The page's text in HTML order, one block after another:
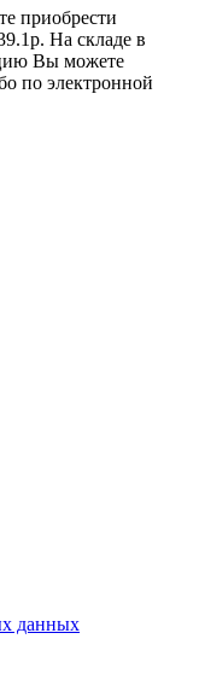
приобрести
На складе в
Вы можете
по электронной
данных